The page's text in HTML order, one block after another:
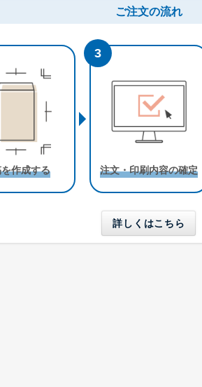
る B5用紙が折らずに入る A5用紙が
入る
ご注文の流れ
作成する 注文・印刷内容の確定
詳しくはこちら